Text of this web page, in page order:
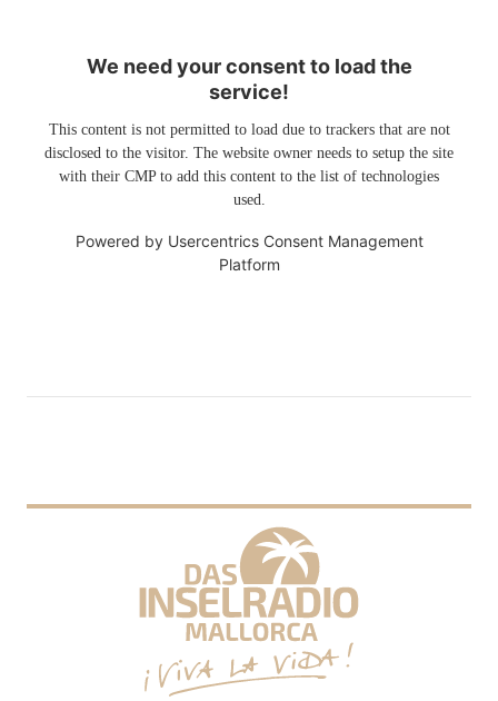
We need your consent to load the
service!
This content is not permitted to load due to trackers that are not
disclosed to the visitor. The website owner needs to setup the site
with their CMP to add this content to the list of technologies
used.
Powered by Usercentrics Consent Management
Platform